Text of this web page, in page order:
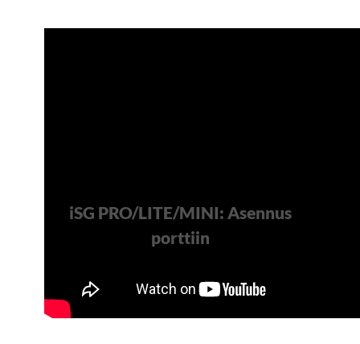
iSG PRO/LITE/MINI: Asennus
porttiin